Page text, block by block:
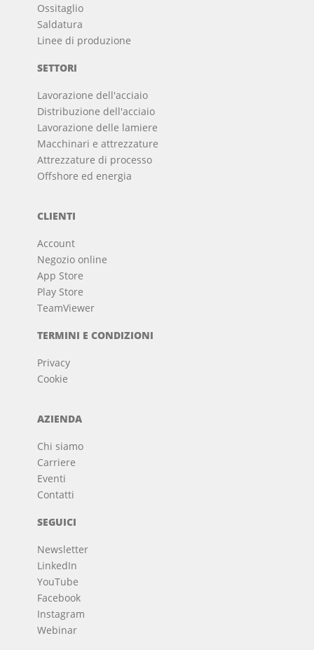
Ossitaglio
Saldatura
Linee di produzione
SETTORI
Lavorazione dell'acciaio
Distribuzione dell'acciaio
Lavorazione delle lamiere
Macchinari e attrezzature
Attrezzature di processo
Offshore ed energia
CLIENTI
Account
Negozio online
App Store
Play Store
TeamViewer
TERMINI E CONDIZIONI
Privacy
Cookie
AZIENDA
Chi siamo
Carriere
Eventi
Contatti
SEGUICI
Newsletter
LinkedIn
YouTube
Facebook
Instagram
Webinar